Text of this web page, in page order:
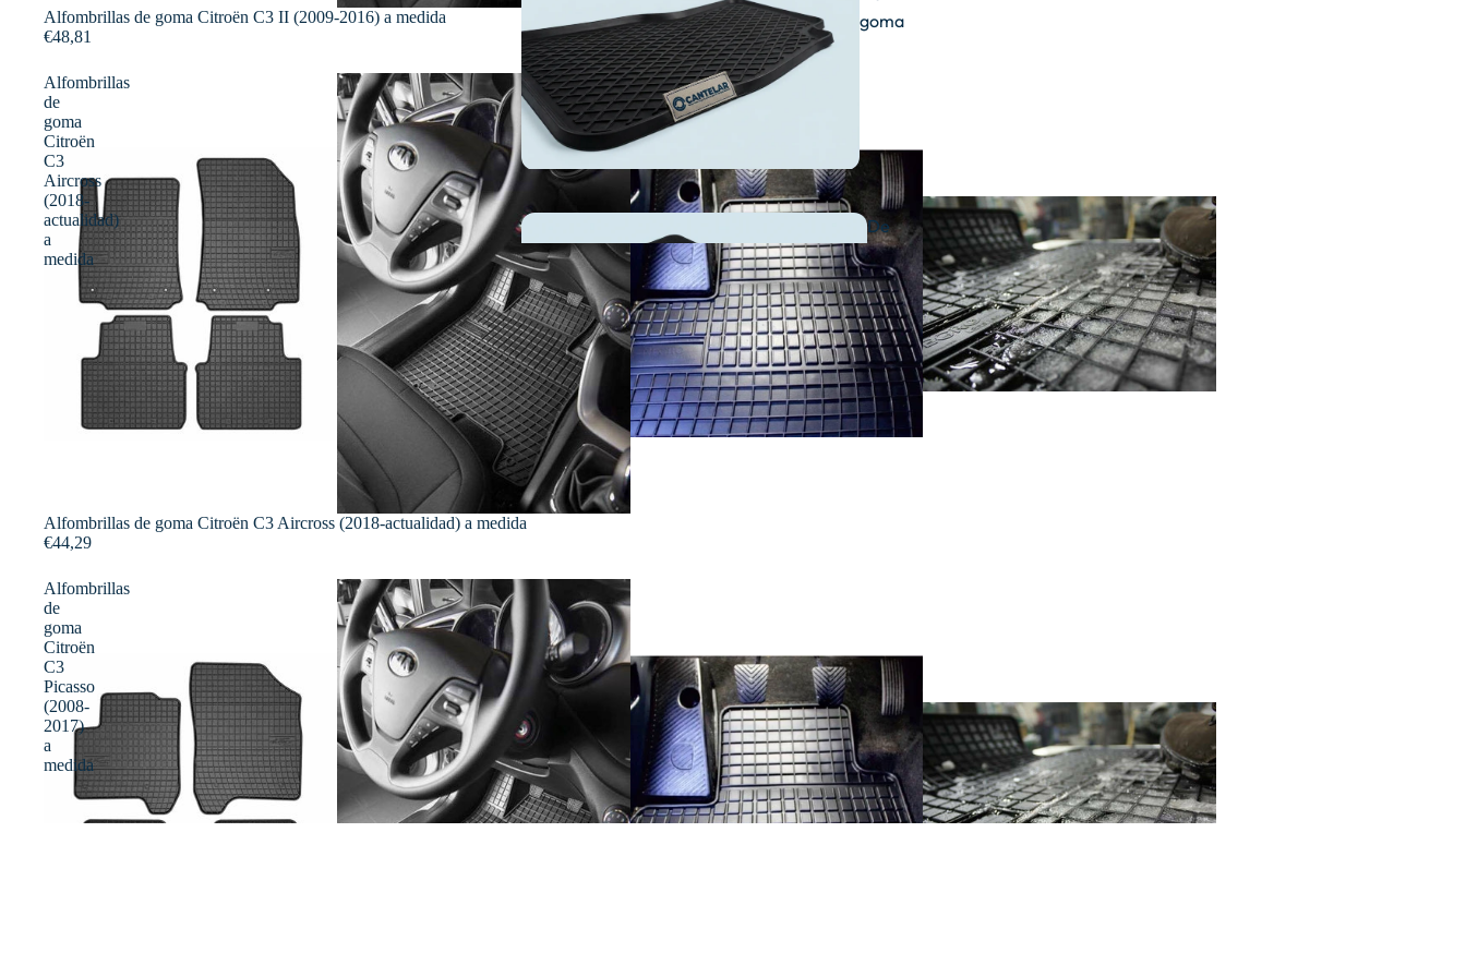
goma
De
moqueta
Alfombrillas de goma Citroën C3 II (2009-2016) a medida
€48,81
Alfombrillas
de
goma
Citroën
C3
Aircross
(2018-
actualidad)
a
medida
Alfombrillas de goma Citroën C3 Aircross (2018-actualidad) a medida
€44,29
Alfombrillas
de
goma
Citroën
C3
Picasso
(2008-
2017)
a
medida